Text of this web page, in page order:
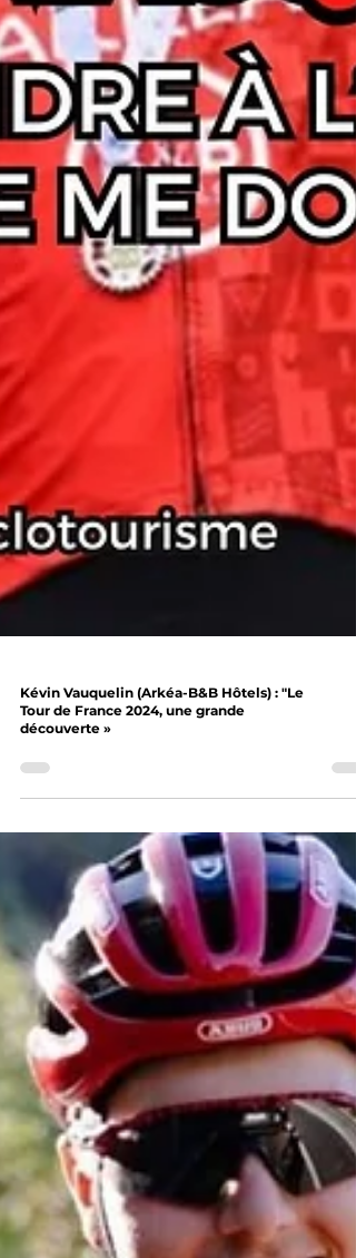
Kévin Vauquelin (Arkéa-B&B Hôtels) : "Le
Tour de France 2024, une grande
découverte »